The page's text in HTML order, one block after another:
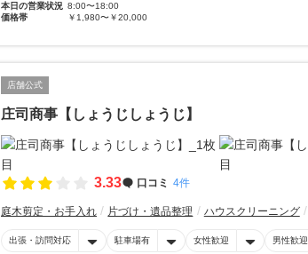
本日の営業状況 8:00〜18:00
価格帯
￥1,980〜￥20,000
店舗公式
庄司商事【しょうじしょうじ】
3.33 口コミ 4件
庭木剪定・お手入れ 片づけ・遺品整理 ハウスクリーニング
出張・訪問対応 駐車場有 女性歓迎 男性歓迎